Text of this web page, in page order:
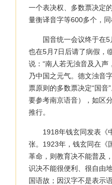
一个表决权、多数票决定
量衡译音字等600多个，
国音统一会议终于在
也在5月7日后请了病假，
说：“南人若无浊音及入
乃中国之元气。德文浊音
票原则的多数票决定“国音
要参考南京语音），如区
推行。
1918年钱玄同发表《
张。1923年，钱玄同在《
革命，则教育决不能普及
识决不能很便利、很自由
国语故；因汉字不是表示